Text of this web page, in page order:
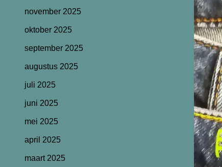
november 2025
oktober 2025
september 2025
augustus 2025
juli 2025
juni 2025
mei 2025
april 2025
maart 2025